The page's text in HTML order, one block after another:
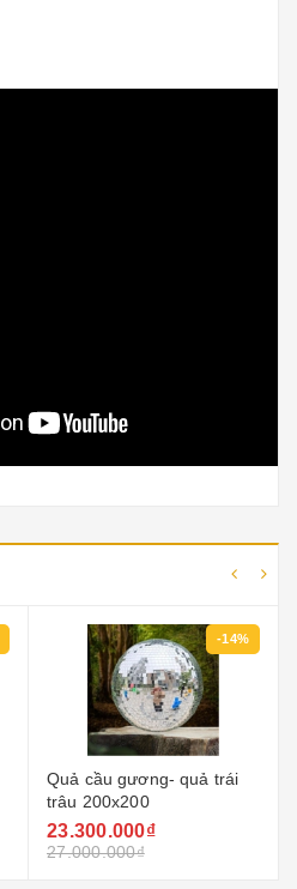
-14%
Quả cầu gương- quả trái
trâu 200x200
23.300.000₫
27.000.000₫